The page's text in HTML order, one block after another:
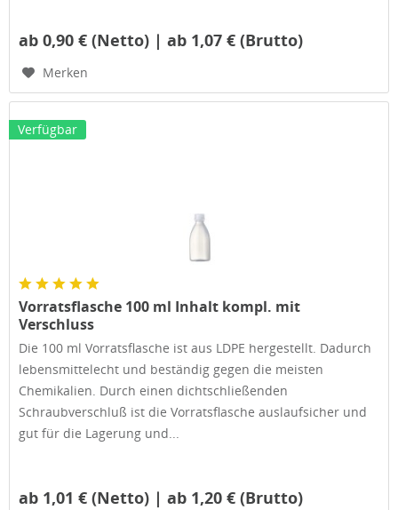
ab 0,90 € (Netto) | ab 1,07 € (Brutto)
Merken
Verfügbar
Vorratsflasche 100 ml Inhalt kompl. mit
Verschluss
Die 100 ml Vorratsflasche ist aus LDPE hergestellt. Dadurch
lebensmittelecht und beständig gegen die meisten
Chemikalien. Durch einen dichtschließenden
Schraubverschluß ist die Vorratsflasche auslaufsicher und
gut für die Lagerung und...
ab 1,01 € (Netto) | ab 1,20 € (Brutto)